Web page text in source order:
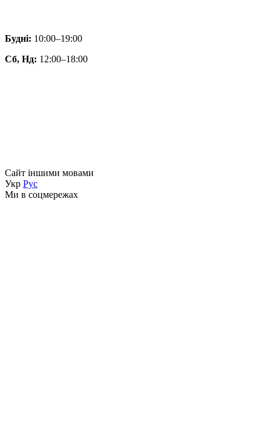
Будні: 10:00–19:00
Сб, Нд: 12:00–18:00
Сайт іншими мовами
Укр Рус
Ми в соцмережах